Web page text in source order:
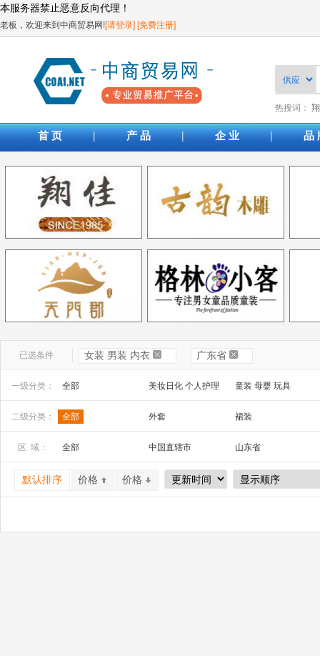
本服务器禁止恶意反向代理！
老板，欢迎来到中商贸易网![请登录][免费注册]
热搜词：
首 页 | 产 品 | 企 业 | 品
已选条件 女装 男装 内衣 广东省
一级分类： 全部 美妆日化 个人护理
童装 母婴 玩具
安全防护 五金工具
家装建材 机床 机械及行业设备
二级分类： 全部 外套
裙装
区 域：
全部 中国直辖市
山东省
广西
辽宁省
吉林省
宁夏
四川省 贵州省
默认排序 价格 价格